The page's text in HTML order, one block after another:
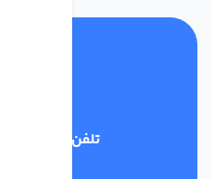
تلفن پشتیبانی